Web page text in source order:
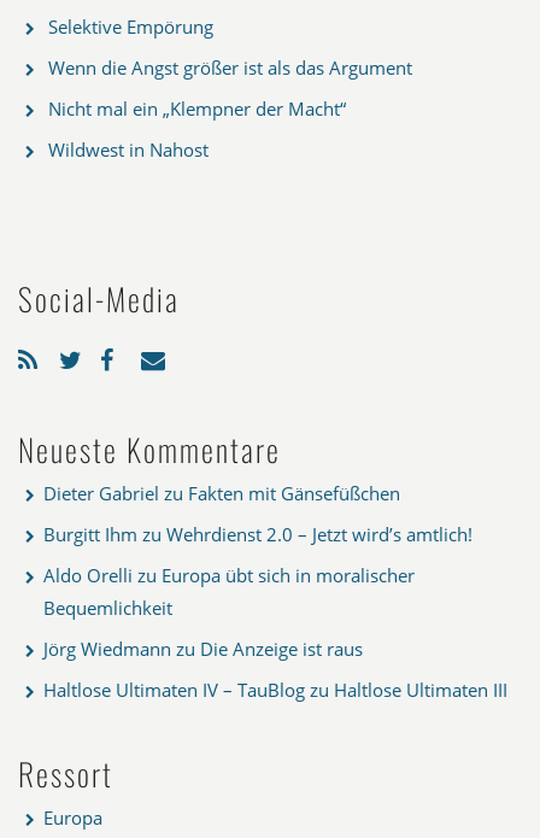
Selektive Empörung
Wenn die Angst größer ist als das Argument
Nicht mal ein „Klempner der Macht“
Wildwest in Nahost
Social-Media
Neueste Kommentare
Dieter Gabriel zu Fakten mit Gänsefüßchen
Burgitt Ihm zu Wehrdienst 2.0 – Jetzt wird’s amtlich!
Aldo Orelli zu Europa übt sich in moralischer
Bequemlichkeit
Jörg Wiedmann zu Die Anzeige ist raus
Haltlose Ultimaten IV – TauBlog zu Haltlose Ultimaten III
Ressort
Europa